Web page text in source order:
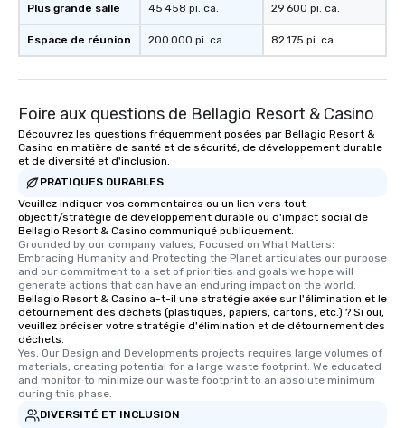
Plus grande salle
Espace de réunion
45 458 pi. ca.
200 000 pi. ca.
29 600 pi. ca.
82 175 pi. ca.
Foire aux questions de Bellagio Resort & Casino
Découvrez les questions fréquemment posées par Bellagio Resort &
Casino en matière de santé et de sécurité, de développement durable
et de diversité et d'inclusion.
PRATIQUES DURABLES
Veuillez indiquer vos commentaires ou un lien vers tout
objectif/stratégie de développement durable ou d'impact social de
Bellagio Resort & Casino communiqué publiquement.
Grounded by our company values, Focused on What Matters:
Embracing Humanity and Protecting the Planet articulates our purpose
and our commitment to a set of priorities and goals we hope will
generate actions that can have an enduring impact on the world.
Bellagio Resort & Casino a-t-il une stratégie axée sur l'élimination et le
détournement des déchets (plastiques, papiers, cartons, etc.) ? Si oui,
veuillez préciser votre stratégie d'élimination et de détournement des
déchets.
Yes, Our Design and Developments projects requires large volumes of
materials, creating potential for a large waste footprint. We educated
and monitor to minimize our waste footprint to an absolute minimum
during this phase.
DIVERSITÉ ET INCLUSION